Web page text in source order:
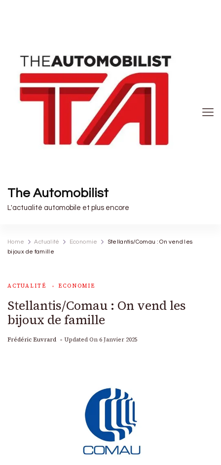
The Automobilist
L'actualité automobile et plus encore
Home Actualité Economie
Stellantis/Comau : On vend les
bijoux de famille
ACTUALITÉ ECONOMIE
Stellantis/Comau : On vend les
bijoux de famille
Frédéric Euvrard Updated On6 Janvier 2025